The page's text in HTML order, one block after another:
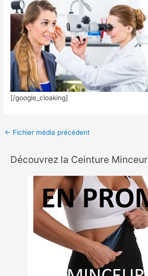
[/google_cloaking]
← Fichier média précédent
Découvrez la Ceinture Minceur